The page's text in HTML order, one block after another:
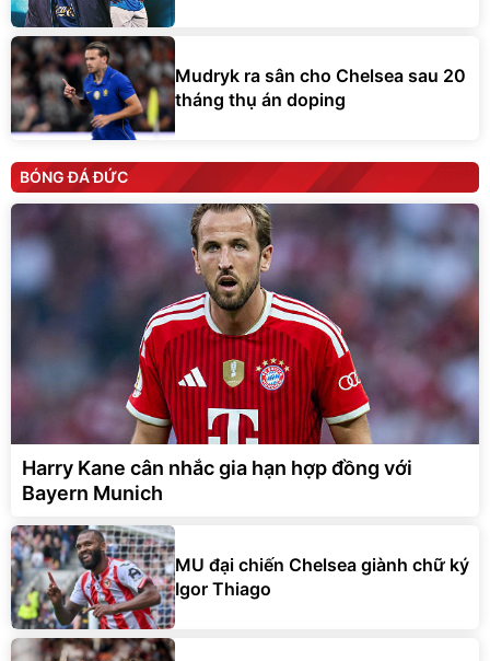
Mudryk ra sân cho Chelsea sau 20
tháng thụ án doping
BÓNG ĐÁ ĐỨC
Harry Kane cân nhắc gia hạn hợp đồng với
Bayern Munich
MU đại chiến Chelsea giành chữ ký
Igor Thiago